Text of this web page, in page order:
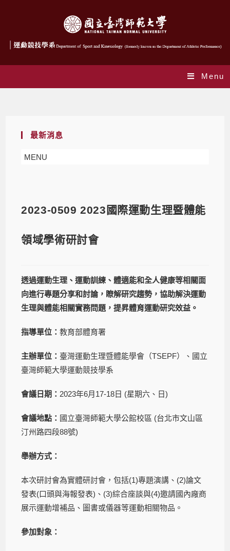
Menu
最新消息
MENU
2023-0509 2023國際運動生理暨體能
領域學術研討會
透過運動生理、運動訓練、體適能和全人健康等相關面
向進行專題分享和討論，瞭解研究趨勢，協助解決運動
生理與體能相關實務問題，提昇體育運動研究效益。
指導單位：教育部體育署
主辦單位： 臺灣運動生理暨體能學會（TSEPF）、國立
臺灣師範大學運動競技學系
會議日期： 2023年6月17-18日 (星期六、日)
會議地點： 國立臺灣師範大學公館校區 (台北市文山區
汀州路四段88號)
舉辦方式：
本次研討會為實體研討會，包括(1)專題演講、(2)論文
發表(口頭與海報發表)、(3)綜合座談與(4)邀請國內廠商
展示運動增補品、圖書或儀器等運動相關物品。
參加對象：